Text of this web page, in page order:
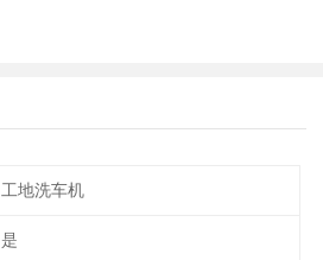
工地洗车机
是